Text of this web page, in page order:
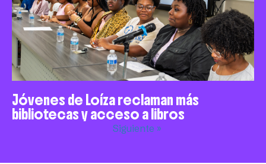
Jóvenes de Loíza reclaman más
bibliotecas y acceso a libros
Siguiente »